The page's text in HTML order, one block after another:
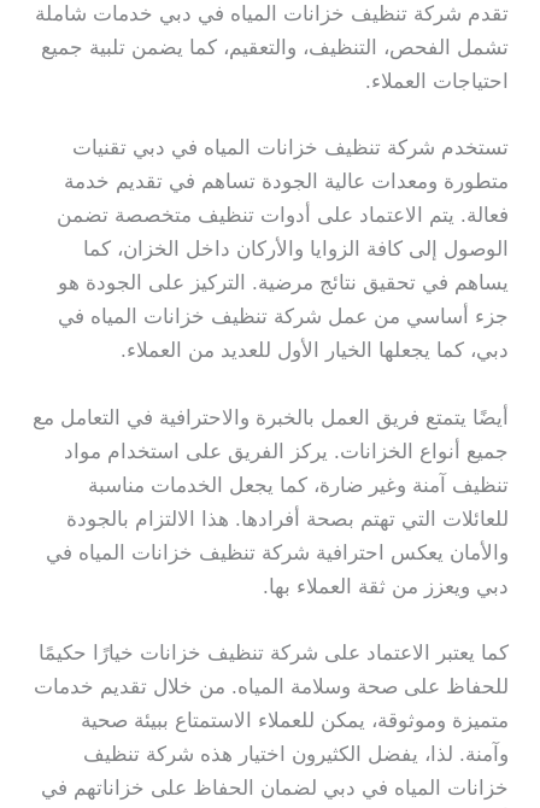
تقدم شركة تنظيف خزانات المياه في دبي خدمات شاملة
تشمل الفحص، التنظيف، والتعقيم، كما يضمن تلبية جميع
احتياجات العملاء.
تستخدم شركة تنظيف خزانات المياه في دبي تقنيات
متطورة ومعدات عالية الجودة تساهم في تقديم خدمة
فعالة. يتم الاعتماد على أدوات تنظيف متخصصة تضمن
الوصول إلى كافة الزوايا والأركان داخل الخزان، كما
يساهم في تحقيق نتائج مرضية. التركيز على الجودة هو
جزء أساسي من عمل شركة تنظيف خزانات المياه في
دبي، كما يجعلها الخيار الأول للعديد من العملاء.
أيضًا يتمتع فريق العمل بالخبرة والاحترافية في التعامل مع
جميع أنواع الخزانات. يركز الفريق على استخدام مواد
تنظيف آمنة وغير ضارة، كما يجعل الخدمات مناسبة
للعائلات التي تهتم بصحة أفرادها. هذا الالتزام بالجودة
والأمان يعكس احترافية شركة تنظيف خزانات المياه في
دبي ويعزز من ثقة العملاء بها.
كما يعتبر الاعتماد على شركة تنظيف خزانات خيارًا حكيمًا
للحفاظ على صحة وسلامة المياه. من خلال تقديم خدمات
متميزة وموثوقة، يمكن للعملاء الاستمتاع ببيئة صحية
وآمنة. لذا، يفضل الكثيرون اختيار هذه شركة تنظيف
خزانات المياه في دبي لضمان الحفاظ على خزاناتهم في